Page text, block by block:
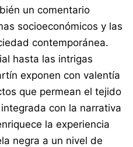
un comentario
socioeconómicos y las
contemporánea.
hasta las intrigas
exponen con valentía
que permean el tejido
con la narrativa
la experiencia
negra a un nivel de